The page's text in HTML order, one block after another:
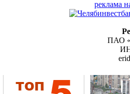
реклама
ПАО